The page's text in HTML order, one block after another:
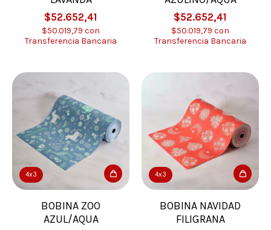
$52.652,41
$50.019,79 con
Transferencia Bancaria
$52.652,41
$50.019,79 con
Transferencia Bancaria
4x3
BOBINA ZOO
AZUL/AQUA
4x3
BOBINA NAVIDAD
FILIGRANA